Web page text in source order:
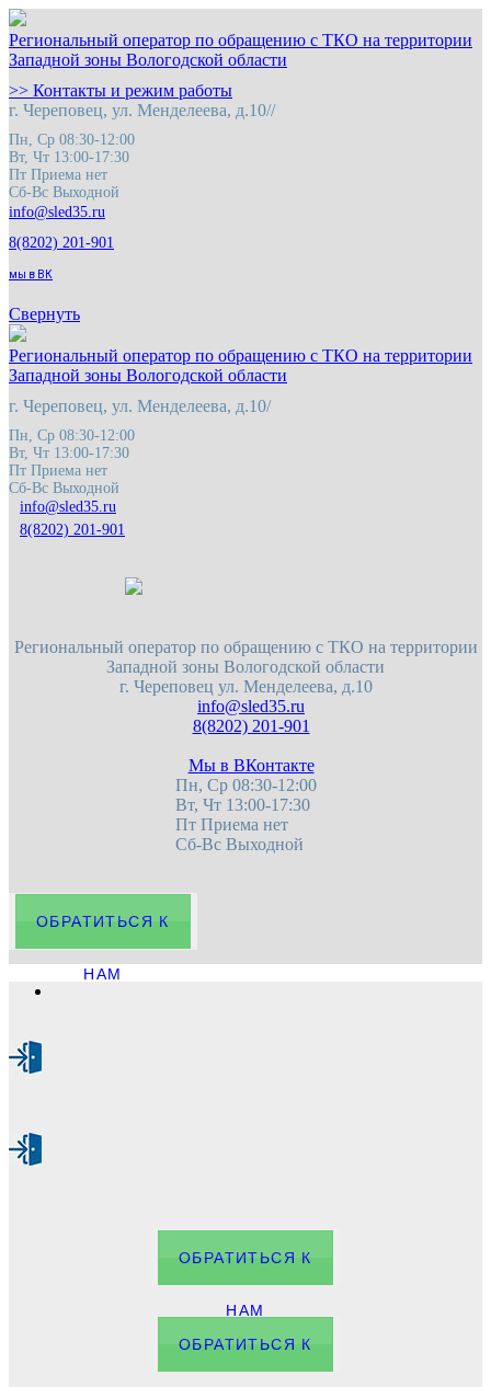
Региональный оператор по обращению с ТКО на территории
Западной зоны Вологодской области
>> Контакты и режим работы
г. Череповец, ул. Менделеева, д.10//
Пн, Ср 08:30-12:00
Вт, Чт 13:00-17:30
Пт Приема нет
Сб-Вс Выходной
8(8202) 201-901
мы в ВК
Свернуть
Региональный оператор по обращению с ТКО на территории
Западной зоны Вологодской области
г. Череповец, ул. Менделеева, д.10/
Пн, Ср 08:30-12:00
Вт, Чт 13:00-17:30
Пт Приема нет
Сб-Вс Выходной
8(8202) 201-901
Региональный оператор по обращению с ТКО на территории
Западной зоны Вологодской области
г. Череповец ул. Менделеева, д.10
8(8202) 201-901
Мы в ВКонтакте
Пн, Ср 08:30-12:00
Вт, Чт 13:00-17:30
Пт Приема нет
Сб-Вс Выходной
ОБРАТИТЬСЯ К
НАМ
ОБРАТИТЬСЯ К
НАМ
ОБРАТИТЬСЯ К